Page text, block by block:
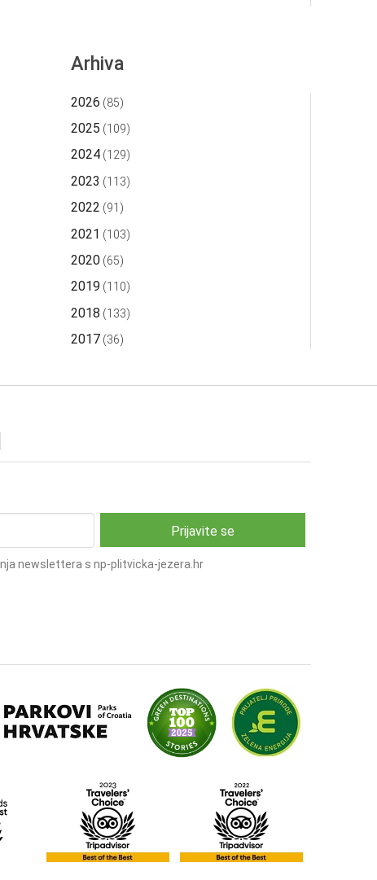
Arhiva
2026 (85)
2025 (109)
2024 (129)
2023 (113)
2022 (91)
2021 (103)
2020 (65)
2019 (110)
2018 (133)
2017 (36)
newslettera s np-plitvicka-jezera.hr